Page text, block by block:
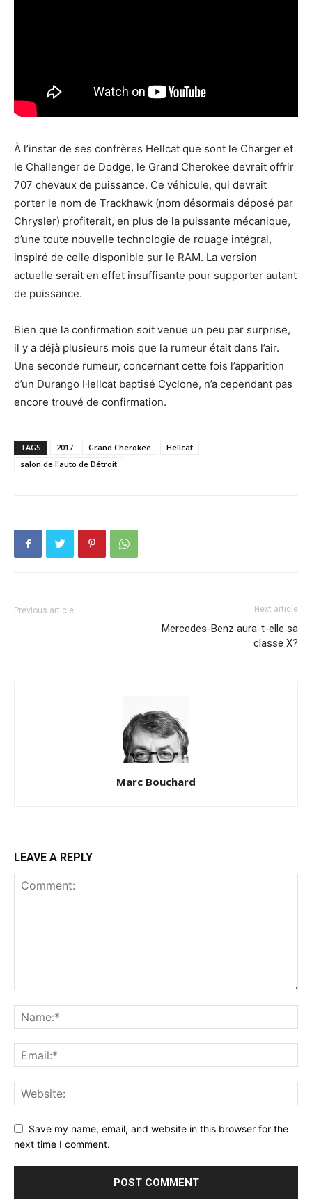
À l’instar de ses confrères Hellcat que sont le Charger et
le Challenger de Dodge, le Grand Cherokee devrait offrir
707 chevaux de puissance. Ce véhicule, qui devrait
porter le nom de Trackhawk (nom désormais déposé par
Chrysler) profiterait, en plus de la puissante mécanique,
d’une toute nouvelle technologie de rouage intégral,
inspiré de celle disponible sur le RAM. La version
actuelle serait en effet insuffisante pour supporter autant
de puissance.
Bien que la confirmation soit venue un peu par surprise,
il y a déjà plusieurs mois que la rumeur était dans l’air.
Une seconde rumeur, concernant cette fois l’apparition
d’un Durango Hellcat baptisé Cyclone, n’a cependant pas
encore trouvé de confirmation.
TAGS 2017 Grand Cherokee
Hellcat
salon de l'auto de Détroit
Previous article Next article
Mercedes-Benz aura-t-elle sa
classe X?
Marc Bouchard
LEAVE A REPLY
Save my name, email, and website in this browser for the
next time I comment.